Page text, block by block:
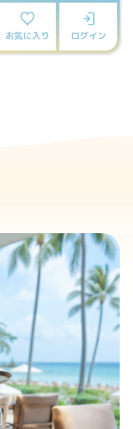
お気に入り ログイン